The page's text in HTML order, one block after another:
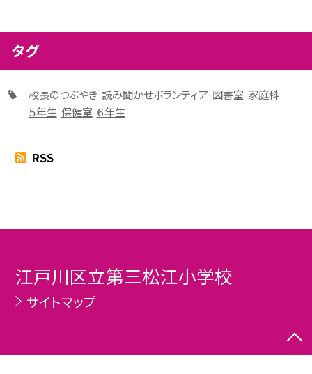
タグ
校長のつぶやき 読み聞かせボランティア 図書室 家庭科
５年生 保健室 ６年生
RSS
江戸川区立第三松江小学校
サイトマップ